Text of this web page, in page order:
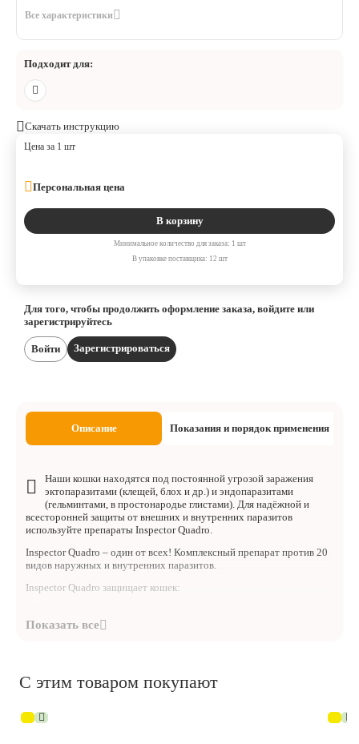
Все характеристики
Подходит для:
Скачать инструкцию
Цена за 1 шт
Персональная цена
В корзину
Минимальное количество для заказа: 1 шт
В упаковке поставщика: 12 шт
Для того, чтобы продолжить оформление заказа, войдите или
зарегистрируйтесь
Войти Зарегистрироваться
Описание Показания и порядок применения
Наши кошки находятся под постоянной угрозой заражения
эктопаразитами (клещей, блох и др.) и эндопаразитами
(гельминтами, в простонародье глистами). Для надёжной и
всесторонней защиты от внешних и внутренних паразитов
используйте препараты Inspector Quadro.
Inspector Quadro – один от всех! Комплексный препарат против 20
видов наружных и внутренних паразитов.
Inspector Quadro защищает кошек:
– Иксодовых клещей (переносят гемобартонеллез и др. болезни)
– Ленточных гельминтов (цестодозы)
– Подкожных клещей (нотоэдроза)
С этим товаром покупают